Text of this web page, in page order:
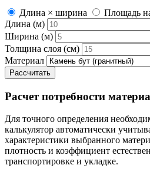
Длина × ширина
Площадь
Длина (м)
Ширина (м)
Толщина слоя (см)
Материал
Рассчитать
Расчет потребности
Для точного определения
калькулятор автоматически
характеристики выбранного
плотность и коэффициент
транспортировке и укладке.